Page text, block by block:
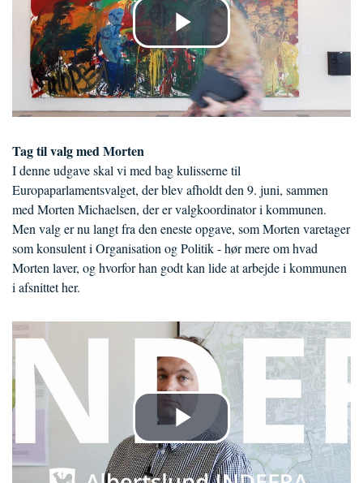
Tag til valg med Morten
I denne udgave skal vi med bag kulisserne til
Europaparlamentsvalget, der blev afholdt den 9. juni, sammen
med Morten Michaelsen, der er valgkoordinator i kommunen.
Men valg er nu langt fra den eneste opgave, som Morten varetager
som konsulent i Organisation og Politik - hør mere om hvad
Morten laver, og hvorfor han godt kan lide at arbejde i kommunen
i afsnittet her.